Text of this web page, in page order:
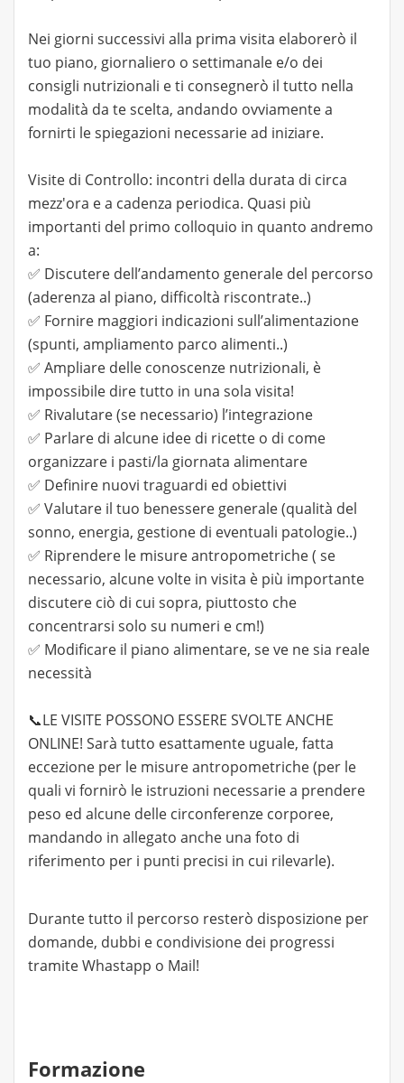
Nei giorni successivi alla prima visita elaborerò il
tuo piano, giornaliero o settimanale e/o dei
consigli nutrizionali e ti consegnerò il tutto nella
modalità da te scelta, andando ovviamente a
fornirti le spiegazioni necessarie ad iniziare.
Visite di Controllo: incontri della durata di circa
mezz'ora e a cadenza periodica. Quasi più
importanti del primo colloquio in quanto andremo
a:
✅ Discutere dell’andamento generale del percorso
(aderenza al piano, difficoltà riscontrate..)
✅ Fornire maggiori indicazioni sull’alimentazione
(spunti, ampliamento parco alimenti..)
✅ Ampliare delle conoscenze nutrizionali, è
impossibile dire tutto in una sola visita!
✅ Rivalutare (se necessario) l’integrazione
✅ Parlare di alcune idee di ricette o di come
organizzare i pasti/la giornata alimentare
✅ Definire nuovi traguardi ed obiettivi
✅ Valutare il tuo benessere generale (qualità del
sonno, energia, gestione di eventuali patologie..)
✅ Riprendere le misure antropometriche ( se
necessario, alcune volte in visita è più importante
discutere ciò di cui sopra, piuttosto che
concentrarsi solo su numeri e cm!)
✅ Modificare il piano alimentare, se ve ne sia reale
necessità
📞LE VISITE POSSONO ESSERE SVOLTE ANCHE
ONLINE! Sarà tutto esattamente uguale, fatta
eccezione per le misure antropometriche (per le
quali vi fornirò le istruzioni necessarie a prendere
peso ed alcune delle circonferenze corporee,
mandando in allegato anche una foto di
riferimento per i punti precisi in cui rilevarle).
Durante tutto il percorso resterò disposizione per
domande, dubbi e condivisione dei progressi
tramite Whastapp o Mail!
Formazione